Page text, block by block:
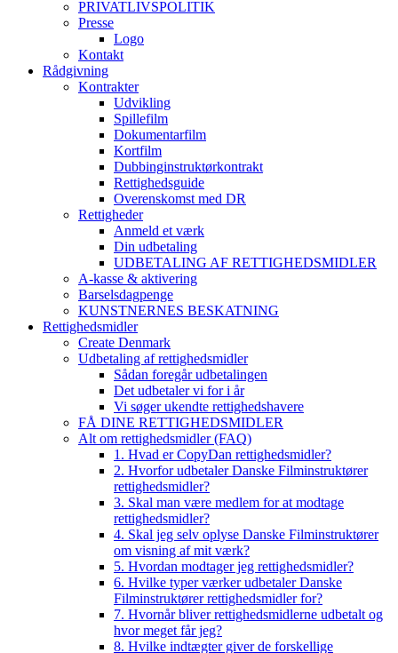
PRIVATLIVSPOLITIK
Presse
Logo
Kontakt
Rådgivning
Kontrakter
Udvikling
Spillefilm
Dokumentarfilm
Kortfilm
Dubbinginstruktørkontrakt
Rettighedsguide
Overenskomst med DR
Rettigheder
Anmeld et værk
Din udbetaling
UDBETALING AF RETTIGHEDSMIDLER
A-kasse & aktivering
Barselsdagpenge
KUNSTNERNES BESKATNING
Rettighedsmidler
Create Denmark
Udbetaling af rettighedsmidler
Sådan foregår udbetalingen
Det udbetaler vi for i år
Vi søger ukendte rettighedshavere
FÅ DINE RETTIGHEDSMIDLER
Alt om rettighedsmidler (FAQ)
1. Hvad er CopyDan rettighedsmidler?
2. Hvorfor udbetaler Danske Filminstruktører
rettighedsmidler?
3. Skal man være medlem for at modtage
rettighedsmidler?
4. Skal jeg selv oplyse Danske Filminstruktører
om visning af mit værk?
5. Hvordan modtager jeg rettighedsmidler?
6. Hvilke typer værker udbetaler Danske
Filminstruktører rettighedsmidler for?
7. Hvornår bliver rettighedsmidlerne udbetalt og
hvor meget får jeg?
8. Hvilke indtægter giver de forskellige